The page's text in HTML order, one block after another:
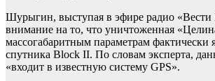
Шурыгин, выступая в эфире радио «Вести
внимание на то, что уничтоженная
массогабаритным параметрам фактически
спутника Block II. По словам эксперта,
«входит в известную систему GPS».